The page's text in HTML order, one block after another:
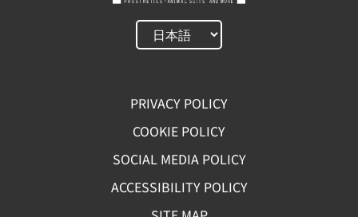
PRIVACY POLICY
COOKIE POLICY
SOCIAL MEDIA POLICY
ACCESSIBILITY POLICY